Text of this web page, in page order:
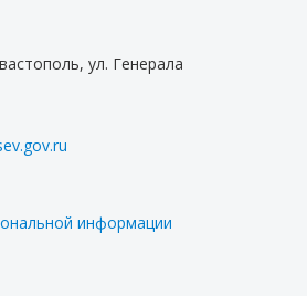
ул. Генерала
информации